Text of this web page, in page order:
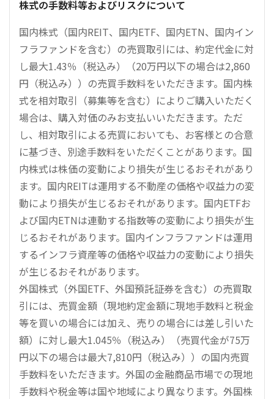
株式の手数料等およびリスクについて
国内株式（国内REIT、国内ETF、国内ETN、国内イン
フラファンドを含む）の売買取引には、約定代金に対
し最大1.43％（税込み）（20万円以下の場合は2,860
円（税込み））の売買手数料をいただきます。国内株
式を相対取引（募集等を含む）によりご購入いただく
場合は、購入対価のみお支払いいただきます。ただ
し、相対取引による売買においても、お客様との合意
に基づき、別途手数料をいただくことがあります。国
内株式は株価の変動により損失が生じるおそれがあり
ます。国内REITは運用する不動産の価格や収益力の変
動により損失が生じるおそれがあります。国内ETFお
よび国内ETNは連動する指数等の変動により損失が生
じるおそれがあります。国内インフラファンドは運用
するインフラ資産等の価格や収益力の変動により損失
が生じるおそれがあります。
外国株式（外国ETF、外国預託証券を含む）の売買取
引には、売買金額（現地約定金額に現地手数料と税金
等を買いの場合には加え、売りの場合には差し引いた
額）に対し最大1.045％（税込み）（売買代金が75万
円以下の場合は最大7,810円（税込み））の国内売買
手数料をいただきます。外国の金融商品市場での現地
手数料や税金等は国や地域により異なります。外国株